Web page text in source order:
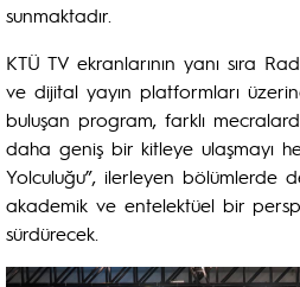
sunmaktadır.
KTÜ TV ekranlarının yanı sıra
ve dijital yayın platformları
buluşan program, farklı
daha geniş bir kitleye ulaşmayı
Yolculuğu”, ilerleyen bölümlerde
akademik ve entelektüel bir
sürdürecek.